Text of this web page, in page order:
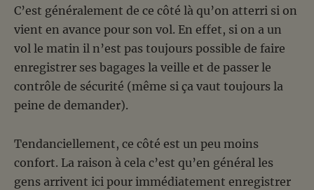
C’est généralement de ce côté là qu’on atterri si on
vient en avance pour son vol. En effet, si on a un
vol le matin il n’est pas toujours possible de faire
enregistrer ses bagages la veille et de passer le
contrôle de sécurité (même si ça vaut toujours la
peine de demander).
Tendanciellement, ce côté est un peu moins
confort. La raison à cela c’est qu’en général les
gens arrivent ici pour immédiatement enregistrer